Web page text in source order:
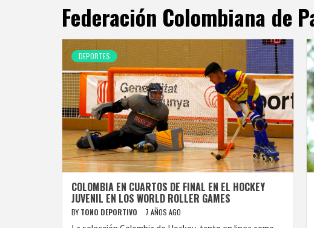
Federación Colombiana de
DEPORTES
COLOMBIA EN CUARTOS DE FINAL EN EL HOCKEY
JUVENIL EN LOS WORLD ROLLER GAMES
BY TONO DEPORTIVO 7 AÑOS AGO